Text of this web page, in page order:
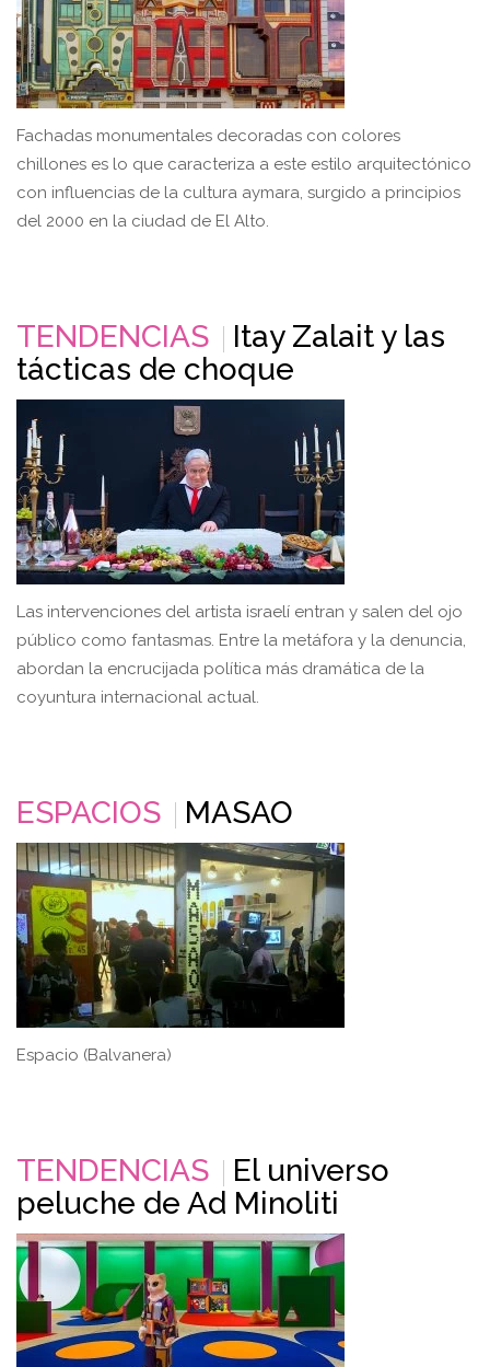
Fachadas monumentales decoradas con colores
chillones es lo que caracteriza a este estilo arquitectónico
con influencias de la cultura aymara, surgido a principios
del 2000 en la ciudad de El Alto.
TENDENCIAS
Itay Zalait y las
tácticas de choque
Las intervenciones del artista israelí entran y salen del ojo
público como fantasmas. Entre la metáfora y la denuncia,
abordan la encrucijada política más dramática de la
coyuntura internacional actual.
ESPACIOS MASAO
Espacio (Balvanera)
TENDENCIAS
El universo
peluche de Ad Minoliti